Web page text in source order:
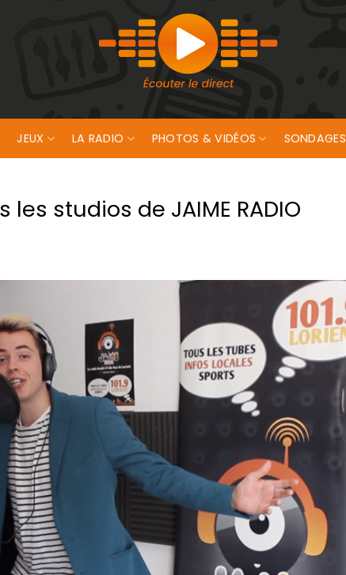
JEUX LA RADIO PHOTOS & VIDÉOS SONDAGES
les studios de JAIME RADIO